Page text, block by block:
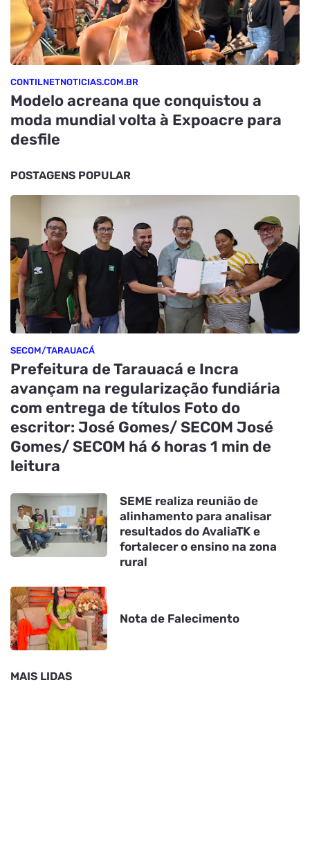
CONTILNETNOTICIAS.COM.BR
Modelo acreana que conquistou a
moda mundial volta à Expoacre para
desfile
POSTAGENS POPULAR
SECOM/TARAUACÁ
Prefeitura de Tarauacá e Incra
avançam na regularização fundiária
com entrega de títulos Foto do
escritor: José Gomes/ SECOM José
Gomes/ SECOM há 6 horas 1 min de
leitura
SEME realiza reunião de
alinhamento para analisar
resultados do AvaliaTK e
fortalecer o ensino na zona
rural
Nota de Falecimento
MAIS LIDAS